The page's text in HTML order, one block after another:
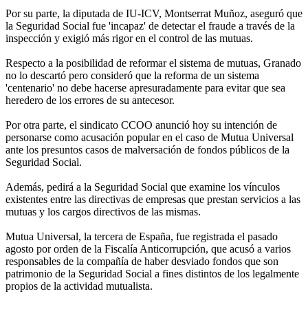
Por su parte, la diputada de IU-ICV, Montserrat Muñoz, aseguró que
la Seguridad Social fue 'incapaz' de detectar el fraude a través de la
inspección y exigió más rigor en el control de las mutuas.
Respecto a la posibilidad de reformar el sistema de mutuas, Granado
no lo descartó pero consideró que la reforma de un sistema
'centenario' no debe hacerse apresuradamente para evitar que sea
heredero de los errores de su antecesor.
Por otra parte, el sindicato CCOO anunció hoy su intención de
personarse como acusación popular en el caso de Mutua Universal
ante los presuntos casos de malversación de fondos públicos de la
Seguridad Social.
Además, pedirá a la Seguridad Social que examine los vínculos
existentes entre las directivas de empresas que prestan servicios a las
mutuas y los cargos directivos de las mismas.
Mutua Universal, la tercera de España, fue registrada el pasado
agosto por orden de la Fiscalía Anticorrupción, que acusó a varios
responsables de la compañía de haber desviado fondos que son
patrimonio de la Seguridad Social a fines distintos de los legalmente
propios de la actividad mutualista.